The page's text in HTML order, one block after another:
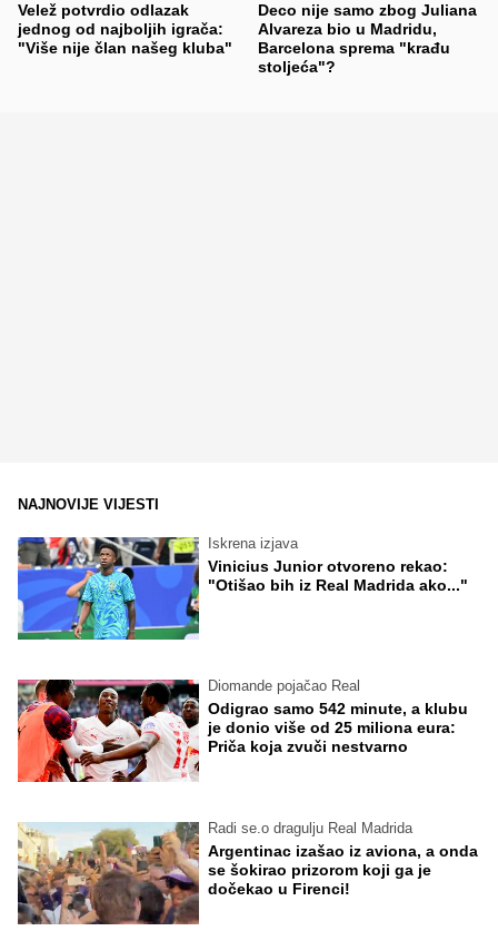
Velež potvrdio odlazak
jednog od najboljih igrača:
"Više nije član našeg kluba"
Deco nije samo zbog Juliana
Alvareza bio u Madridu,
Barcelona sprema "krađu
stoljeća"?
NAJNOVIJE VIJESTI
Iskrena izjava
Vinicius Junior otvoreno rekao:
"Otišao bih iz Real Madrida ako..."
Diomande pojačao Real
Odigrao samo 542 minute, a klubu
je donio više od 25 miliona eura:
Priča koja zvuči nestvarno
Radi se.o dragulju Real Madrida
Argentinac izašao iz aviona, a onda
se šokirao prizorom koji ga je
dočekao u Firenci!